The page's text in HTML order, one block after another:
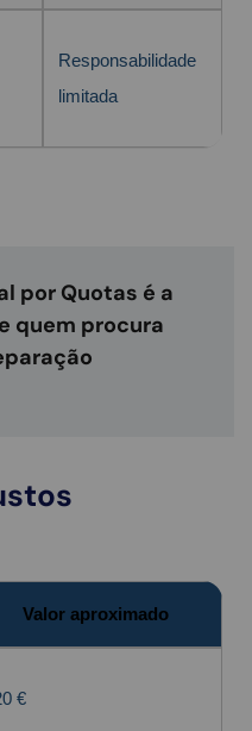
Responsabilidade
limitada
por Quotas é a
quem procura
Valor aproximado
€